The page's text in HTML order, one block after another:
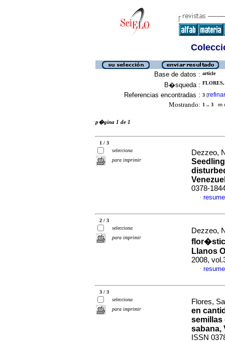
Base de datos : article
B�squeda :
Referencias encontradas : 3 [refinar
Mostrando: 1 .. 3 en
p�gina 1 de 1
1 / 3
selecciona
para imprimir
Dezzeo,
0378-
·
2 / 3
selecciona
para imprimir
Dezzeo,
Llanos
2008,
·
3 / 3
selecciona
para imprimir
Flores,
en
semillas
sabana,
ISSN